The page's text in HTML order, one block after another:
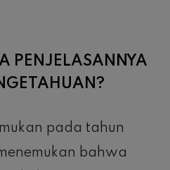
PENJELASANNYA
pada tahun
bahwa